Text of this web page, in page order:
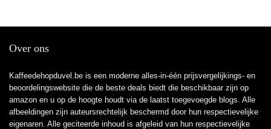
Over ons
Kaffeedehopduvel.be is een moderne alles-in-één prijsvergelijkings- en
beoordelingswebsite die de beste deals biedt die beschikbaar zijn op
amazon en u op de hoogte houdt via de laatst toegevoegde blogs. Alle
afbeeldingen zijn auteursrechtelijk beschermd door hun respectievelijke
eigenaren. Alle geciteerde inhoud is afgeleid van hun respectievelijke